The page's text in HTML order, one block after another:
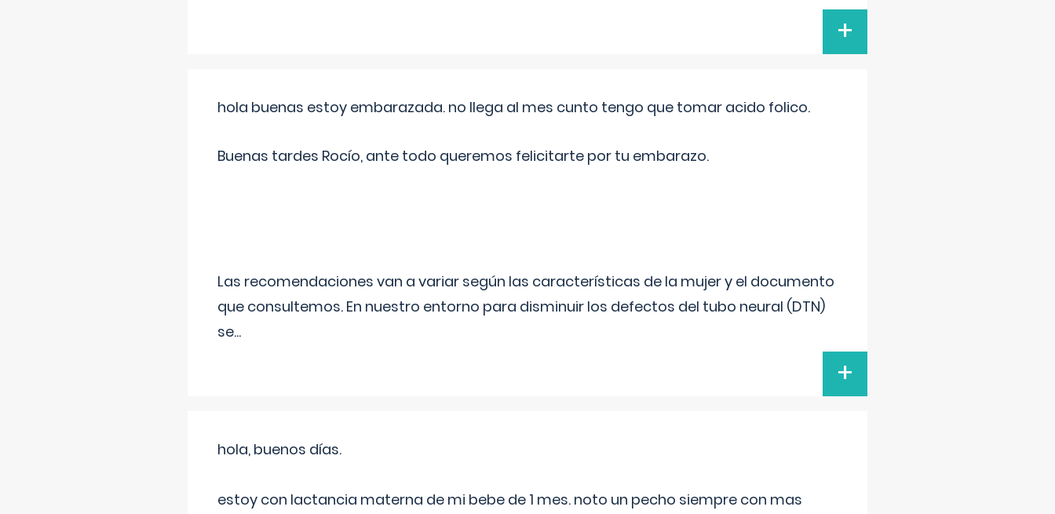
+
hola buenas estoy embarazada. no llega al mes cunto tengo que tomar acido folico.
Buenas tardes Rocío, ante todo queremos felicitarte por tu embarazo.
Las recomendaciones van a variar según las características de la mujer y el documento
que consultemos. En nuestro entorno para disminuir los defectos del tubo neural (DTN)
se...
+
hola, buenos días.
estoy con lactancia materna de mi bebe de 1 mes. noto un pecho siempre con mas